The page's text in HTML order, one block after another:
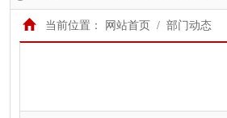
当前位置： 网站首页 / 部门动态